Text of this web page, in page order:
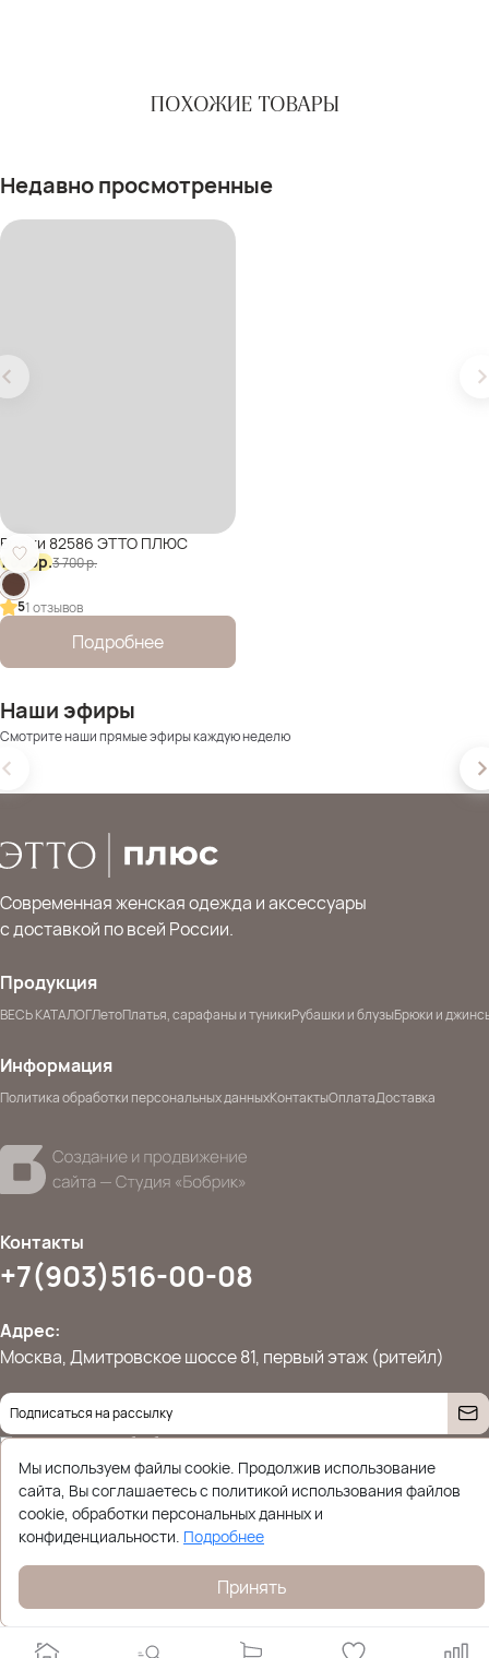
ПОХОЖИЕ ТОВАРЫ
Недавно просмотренные
Брюки 82586 ЭТТО ПЛЮС
1 850р.3 700р.
51 отзывов
Подробнее
Наши эфиры
Смотрите наши прямые эфиры каждую неделю
Современная женская одежда и аксессуары
с доставкой по всей России.
Продукция
ВЕСЬ КАТАЛОГЛетоПлатья, сарафаны и туникиРубашки и блузыБрюки и
Информация
Политика обработки персональных данныхКонтактыОплатаДоставка
Контакты
+7(903)516-00-08
Адрес:
Москва, Дмитровское шоссе 81, первый этаж (ритейл)
Даю согласие наобработку персональных данных
© 2026 Ettoplus.ru — Все права защищены.
Политика конфиденциальности
Мы используем файлы cookie. Продолжив использование
сайта, Вы соглашаетесь с политикой использования файлов
cookie, обработки персональных данных и
конфиденциальности. Подробнее
Принять